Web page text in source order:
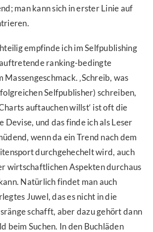
man kann sich in erster Linie auf
empfinde ich im Selfpublishing
ranking-bedingte
‚Schreib, was
Selfpublisher) schreiben,
auftauchen willst‘ ist oft die
Devise, und das finde ich als Leser
wenn da ein Trend nach dem
durchgehechelt wird, auch
wirtschaftlichen Aspekten durchaus
Natürlich findet man auch
Juwel, das es nicht in die
schafft, aber dazu gehört dann
beim Suchen. In den Buchläden